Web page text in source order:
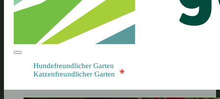
Hundefreundlicher Garten
Katzenfreundlicher Garten
*